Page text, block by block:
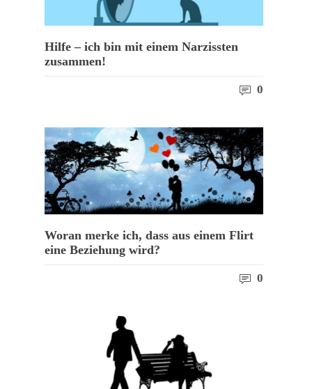
Hilfe – ich bin mit einem Narzissten
zusammen!
0
Woran merke ich, dass aus einem Flirt
eine Beziehung wird?
0